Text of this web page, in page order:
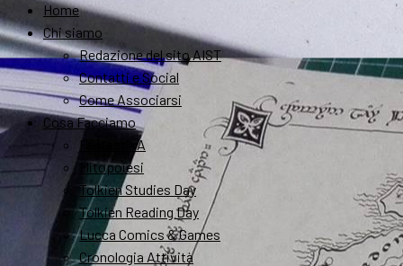
Home
Chi siamo
Redazione del sito AIST
Contatti e Social
Come Associarsi
Cosa Facciamo
FantastikA
Mitopoiesi
Tolkien Studies Day
Tolkien Reading Day
Lucca Comics & Games
Cronologia Attività